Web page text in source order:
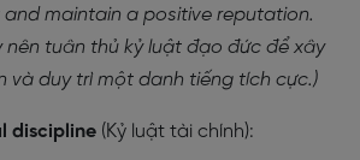
maintain a positive reputation.
nên tuân thủ kỷ luật đạo đức để xây
và duy trì một danh tiếng tích cực.)
discipline (Kỷ luật tài chính):